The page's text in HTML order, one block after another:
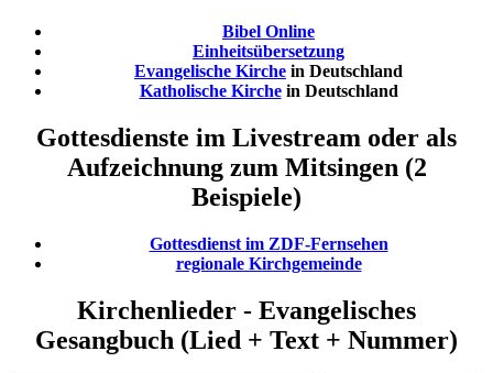
Bibel Online
Einheitsübersetzung
Evangelische Kirche in Deutschland
Katholische Kirchein Deutschland
Gottesdienste im Livestream oder als
Aufzeichnung zum Mitsingen (2
Beispiele)
Gottesdienst im ZDF-Fernsehen
regionale Kirchgemeinde
Kirchenlieder - Evangelisches
Gesangbuch (Lied + Text + Nummer)